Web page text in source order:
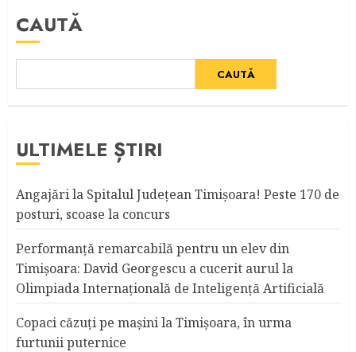
CAUTĂ
CAUTĂ
ULTIMELE ȘTIRI
Angajări la Spitalul Judeţean Timişoara! Peste 170 de
posturi, scoase la concurs
Performanță remarcabilă pentru un elev din
Timișoara: David Georgescu a cucerit aurul la
Olimpiada Internațională de Inteligență Artificială
Copaci căzuţi pe maşini la Timişoara, în urma
furtunii puternice